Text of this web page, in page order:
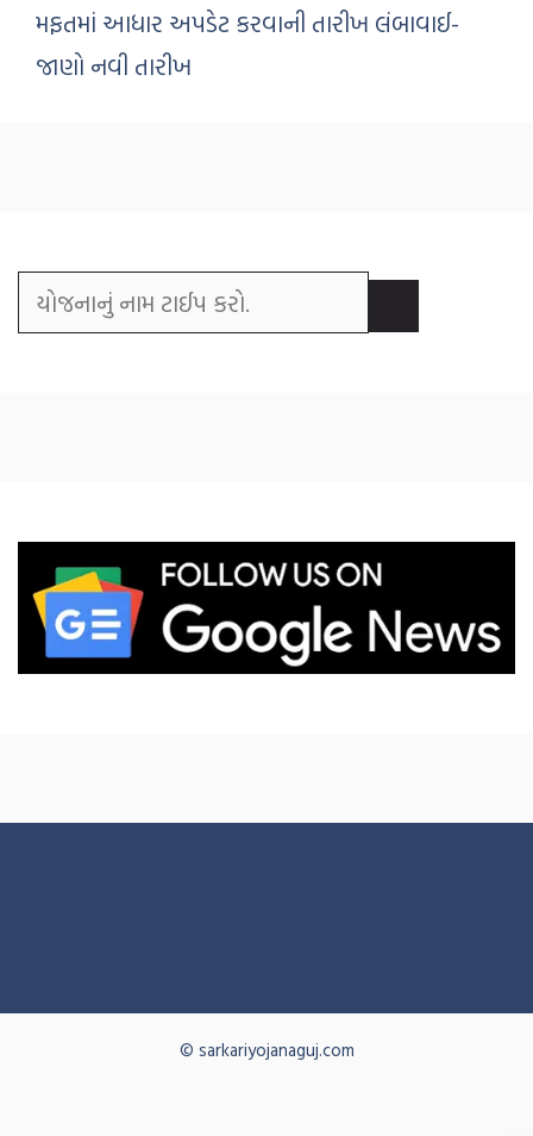
મફતમાં આધાર અપડેટ કરવાની તારીખ લંબાવાઈ-
જાણો નવી તારીખ
© sarkariyojanaguj.com